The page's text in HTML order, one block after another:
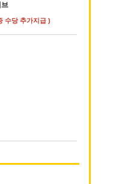
브
수당 추가지급 )